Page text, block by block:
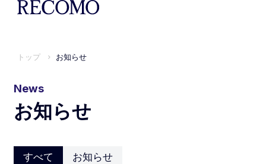
トップ お知らせ
News
お知らせ
すべて お知らせ